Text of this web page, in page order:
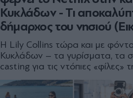
Κυκλάδων - Τι
δήμαρχος του νησιού
Η Lily Collins τώρα και με
Κυκλάδων – τα γυρίσματα, τα
casting για τις ντόπιες «φίλες»